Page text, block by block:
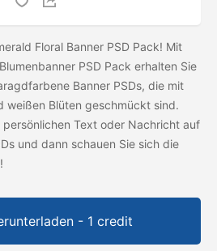
Floral Banner PSD Pack! Mit
PSD Pack erhalten Sie
Banner PSDs, die mit
weißen Blüten geschmückt sind.
persönlichen Text oder Nachricht auf
und dann schauen Sie sich die
- 1 credit